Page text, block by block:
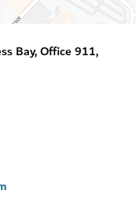
Bay, Office 911,